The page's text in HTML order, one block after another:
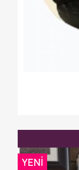
YENI